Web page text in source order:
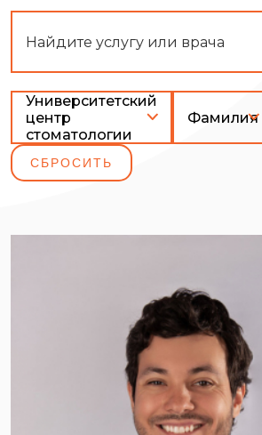
Университетский
центр
стоматологии
Фамилия